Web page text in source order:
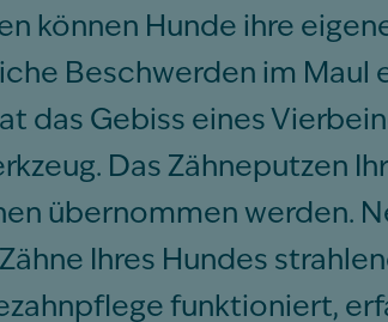
können Hunde ihre
Beschwerden im
das Gebiss eines
Das Zähneputzen
übernommen werden.
Ihres Hundes
funktioniert,